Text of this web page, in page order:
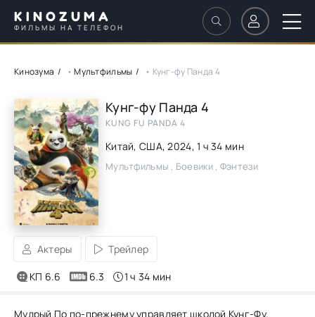
KINOZUMA
ФИЛЬМЫ НА ТЕЛЕФОН
Кинозума •Мультфильмы • Кунг-фу Панда 4
Кунг-фу Панда 4
KUNG FU PANDA 4
Китай, США,2024, 1 ч 34 мин
Мультфильмы , Боевики , Фэнтези
Актеры Трейлер
КП 6.6 6.3 1 ч 34 мин
Мудрый По по-прежнему управляет школой Кунг-Фу.